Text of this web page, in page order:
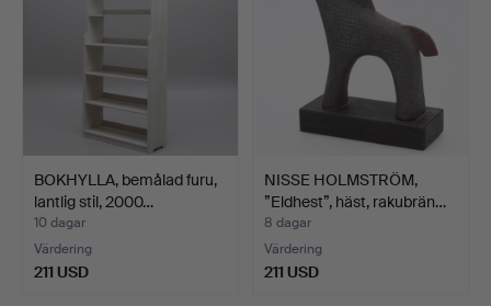
BOKHYLLA, bemålad furu,
lantlig stil, 2000…
10 dagar
Värdering
211 USD
NISSE HOLMSTRÖM,
”Eldhest”, häst, rakubrän…
8 dagar
Värdering
211 USD